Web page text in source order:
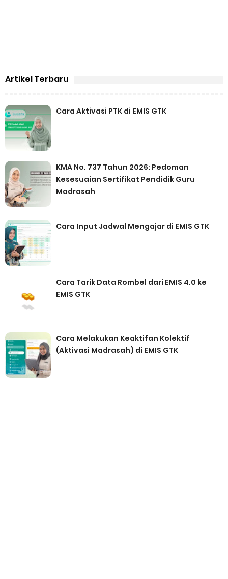
Artikel Terbaru
Cara Aktivasi PTK di EMIS GTK
KMA No. 737 Tahun 2026: Pedoman
Kesesuaian Sertifikat Pendidik Guru
Madrasah
Cara Input Jadwal Mengajar di EMIS GTK
Cara Tarik Data Rombel dari EMIS 4.0 ke
EMIS GTK
Cara Melakukan Keaktifan Kolektif
(Aktivasi Madrasah) di EMIS GTK